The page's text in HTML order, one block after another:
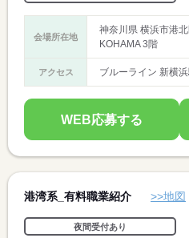
会場所在地
神奈川県 横浜市港
KOHAMA 3階
アクセス ブルーライン 新横
WEB応募する
港湾系_有料職業紹介 >>地図
夜間受付あり